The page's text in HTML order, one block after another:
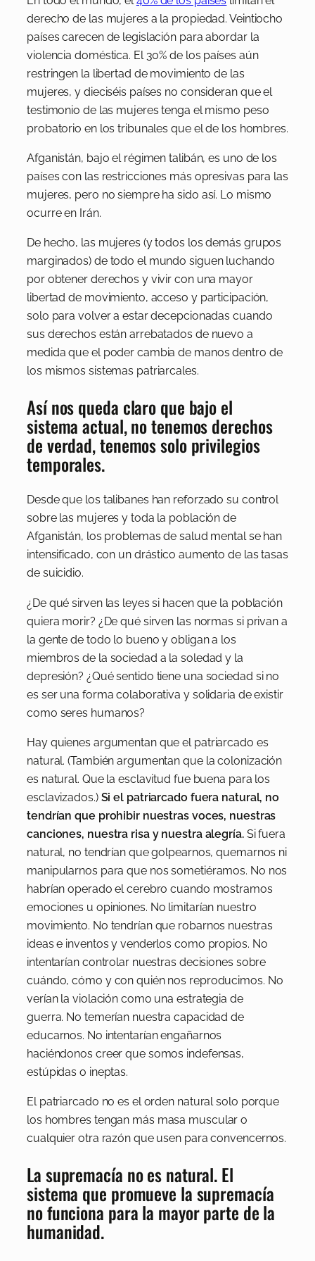
derecho de las mujeres a la propiedad. Veintiocho
países carecen de legislación para abordar la
violencia doméstica. El 30% de los países aún
restringen la libertad de movimiento de las
mujeres, y dieciséis países no consideran que el
testimonio de las mujeres tenga el mismo peso
probatorio en los tribunales que el de los hombres.
Afganistán, bajo el régimen talibán, es uno de los
países con las restricciones más opresivas para las
mujeres, pero no siempre ha sido así. Lo mismo
ocurre en Irán.
De hecho, las mujeres (y todos los demás grupos
marginados) de todo el mundo siguen luchando
por obtener derechos y vivir con una mayor
libertad de movimiento, acceso y participación,
solo para volver a estar decepcionadas cuando
sus derechos están arrebatados de nuevo a
medida que el poder cambia de manos dentro de
los mismos sistemas patriarcales.
Así nos queda claro que bajo el
sistema actual, no tenemos derechos
de verdad, tenemos solo privilegios
temporales.
Desde que los talibanes han reforzado su control
sobre las mujeres y toda la población de
Afganistán, los problemas de salud mental se han
intensificado, con un drástico aumento de las tasas
de suicidio.
¿De qué sirven las leyes si hacen que la población
quiera morir? ¿De qué sirven las normas si privan a
la gente de todo lo bueno y obligan a los
miembros de la sociedad a la soledad y la
depresión? ¿Qué sentido tiene una sociedad si no
es ser una forma colaborativa y solidaria de existir
como seres humanos?
Hay quienes argumentan que el patriarcado es
natural. (También argumentan que la colonización
es natural. Que la esclavitud fue buena para los
esclavizados.) Si el patriarcado fuera natural, no
tendrían que prohibir nuestras voces, nuestras
canciones, nuestra risa y nuestra alegría.Si fuera
natural, no tendrían que golpearnos, quemarnos ni
manipularnos para que nos sometiéramos. No nos
habrían operado el cerebro cuando mostramos
emociones u opiniones. No limitarían nuestro
movimiento. No tendrían que robarnos nuestras
ideas e inventos y venderlos como propios. No
intentarían controlar nuestras decisiones sobre
cuándo, cómo y con quién nos reproducimos. No
verían la violación como una estrategia de
guerra. No temerían nuestra capacidad de
educarnos. No intentarían engañarnos
haciéndonos creer que somos indefensas,
estúpidas o ineptas.
El patriarcado no es el orden natural solo porque
los hombres tengan más masa muscular o
cualquier otra razón que usen para convencernos.
La supremacía no es natural. El
sistema que promueve la supremacía
no funciona para la mayor parte de la
humanidad.